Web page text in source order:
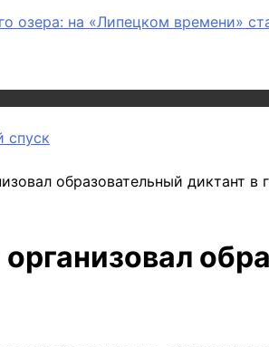
озера: на «Липецком времени»
спуск
образовательный диктант в